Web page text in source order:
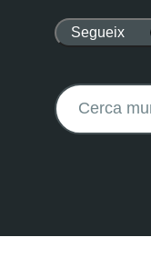
Segueix
Buscar: